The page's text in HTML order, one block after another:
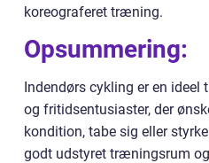
koreograferet træning.
Opsummering:
Indendørs cykling er en
og fritidsentusiaster, der
kondition, tabe sig eller
godt udstyret træningsrum